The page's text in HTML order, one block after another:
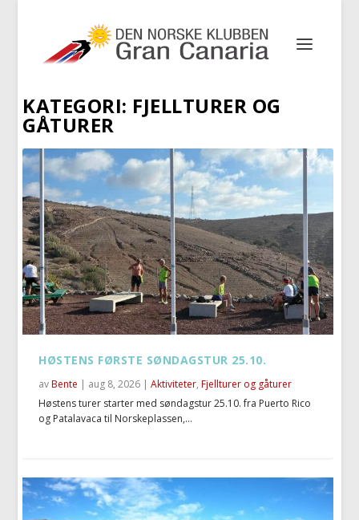
KATEGORI: FJELLTURER OG
GÅTURER
HØSTENS FØRSTE SØNDAGSTUR 25.10.
avBente | aug 8, 2026 |Aktiviteter,Fjellturer og gåturer
Høstens turer starter med søndagstur 25.10. fra Puerto Rico
og Patalavaca til Norskeplassen,...